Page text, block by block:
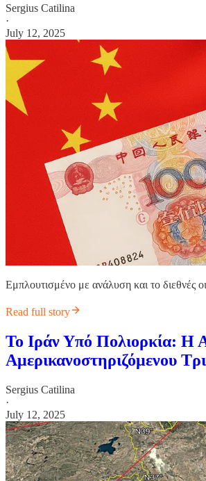
Sergius Catilina
·
July 12, 2025
Εμπλουτισμένο με ανάλυση και το διεθνές
Read full story
Το Ιράν Υπό Πολιορκία: Η
Αμερικανοστηριζόμενου
Sergius Catilina
·
July 12, 2025